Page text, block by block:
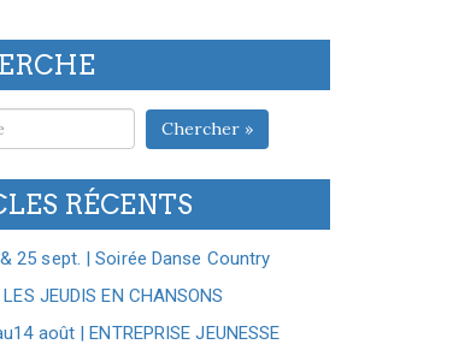
Chercher »
RÉCENTS
25 sept. | Soirée Danse Country
JEUDIS EN CHANSONS
août | ENTREPRISE JEUNESSE